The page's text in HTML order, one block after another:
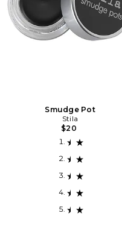
Smudge Pot
Stila
$20